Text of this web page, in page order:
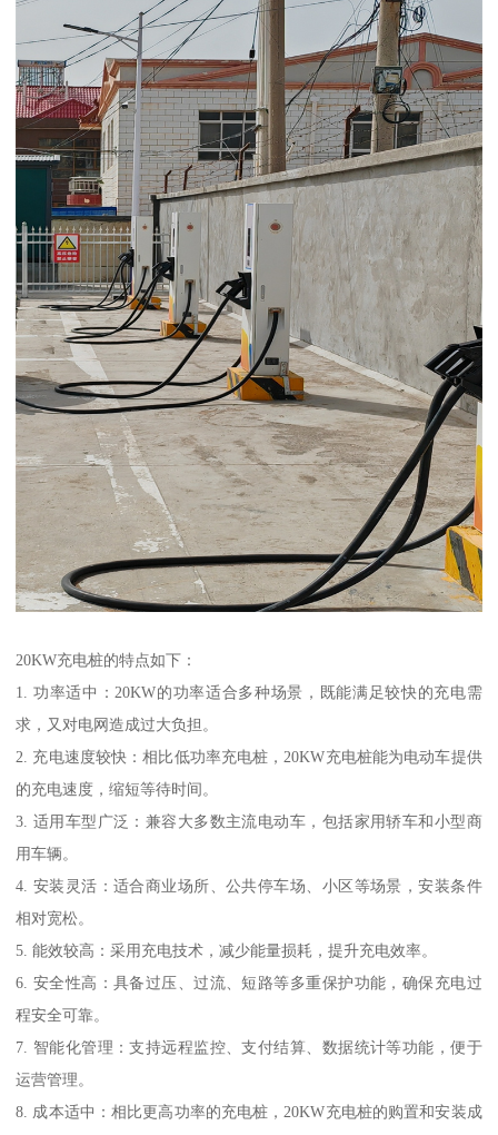
20KW充电桩的特点如下：
1. 功率适中：20KW的功率适合多种场景，既能满足较快的充电需
求，又对电网造成过大负担。
2. 充电速度较快：相比低功率充电桩，20KW充电桩能为电动车提供
的充电速度，缩短等待时间。
3. 适用车型广泛：兼容大多数主流电动车，包括家用轿车和小型商
用车辆。
4. 安装灵活：适合商业场所、公共停车场、小区等场景，安装条件
相对宽松。
5. 能效较高：采用充电技术，减少能量损耗，提升充电效率。
6. 安全性高：具备过压、过流、短路等多重保护功能，确保充电过
程安全可靠。
7. 智能化管理：支持远程监控、支付结算、数据统计等功能，便于
运营管理。
8. 成本适中：相比更高功率的充电桩，20KW充电桩的购置和安装成